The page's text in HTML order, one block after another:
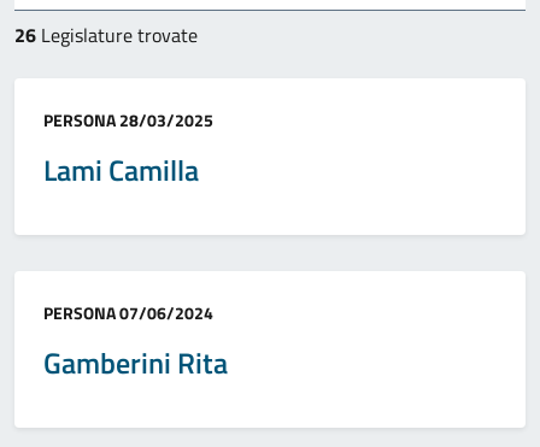
26 Legislature trovate
Categoria:
PERSONA28/03/2025
Lami Camilla
Categoria:
PERSONA07/06/2024
Gamberini Rita